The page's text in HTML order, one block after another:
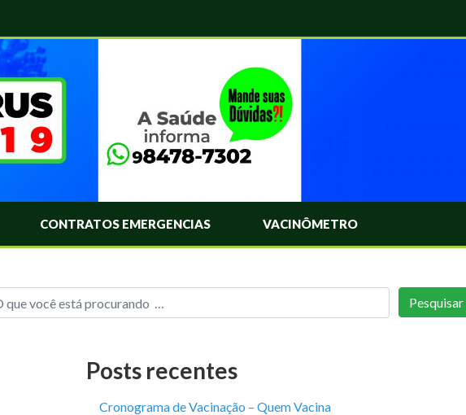
CONTRATOS EMERGENCIAS VACINÔMETRO
Posts recentes
Cronograma de Vacinação – Quem Vacina